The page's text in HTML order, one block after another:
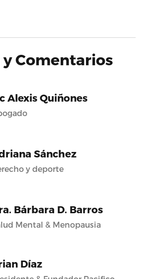
Comentarios
Alexis Quiñones
Sánchez
y deporte
Bárbara D. Barros
Mental & Menopausia
Díaz